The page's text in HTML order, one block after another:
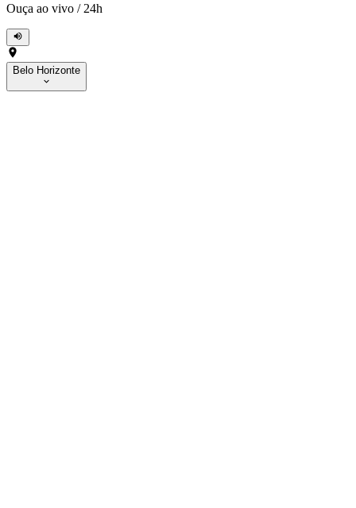
Ouça ao vivo / 24h
Belo Horizonte